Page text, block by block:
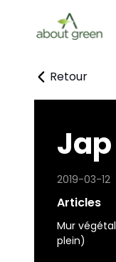
Retour
Jap
2019-03-12
Articles
Mur végétal
plein)